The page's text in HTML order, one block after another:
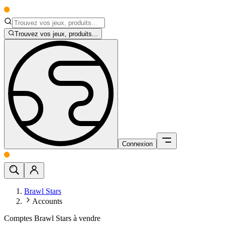
Trouvez vos jeux, produits...
Connexion
Brawl Stars
Accounts
Comptes Brawl Stars à vendre